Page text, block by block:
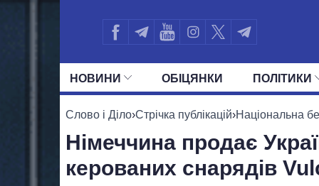
НОВИНИ ОБIЦЯНКИ ПОЛIТИКИ
УСІ ПОЛІТИКИ ПРЕЗИДЕНТ І
Слово і Діло›Стрічка публікацій›Національна
Німеччина продає
керованих снарядів